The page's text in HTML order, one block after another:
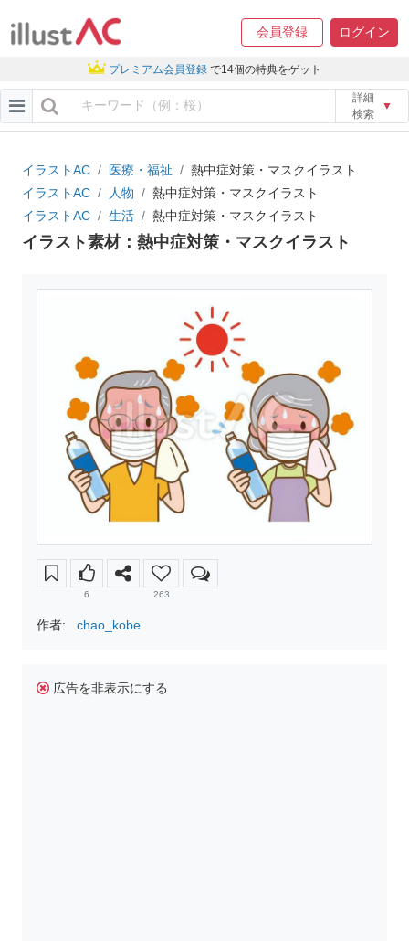
会員登録 ログイン
プレミアム会員登録 で14個の特典をゲット
詳細
検索
▼
イラストAC 医療・福祉
熱中症対策・マスクイラスト
イラストAC
人物
熱中症対策・マスクイラスト
イラストAC
生活 熱中症対策・マスクイラスト
イラスト素材：熱中症対策・マスクイラスト
6 263
作者: chao_kobe
広告を非表示にする